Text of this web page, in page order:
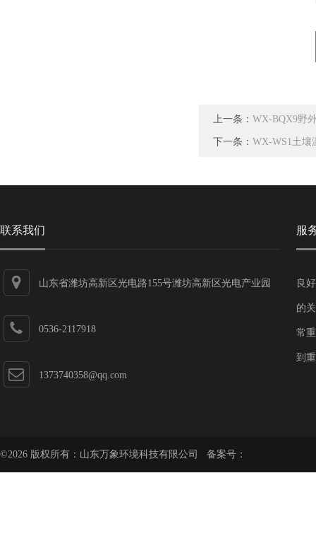
上一条： WX-BQX9野
下一条： WX-WS1土壤
联系我们
山东省潍坊高新区光电路155号潍坊高新区光电产业园
0536-2117918
1373740358@qq.com
服
良
的
常
到
©2026 版权所有：山东万象环境科技有限公司 备案号：